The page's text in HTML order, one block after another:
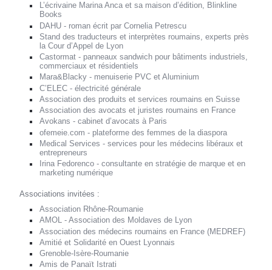
L’écrivaine Marina Anca et sa maison d’édition, Blinkline
Books
DAHU - roman écrit par Cornelia Petrescu
Stand des traducteurs et interprètes roumains, experts près
la Cour d’Appel de Lyon
Castormat - panneaux sandwich pour bâtiments industriels,
commerciaux et résidentiels
Mara&Blacky - menuiserie PVC et Aluminium
C’ELEC - électricité générale
Association des produits et services roumains en Suisse
Association des avocats et juristes roumains en France
Avokans - cabinet d’avocats à Paris
ofemeie.com - plateforme des femmes de la diaspora
Medical Services - services pour les médecins libéraux et
entrepreneurs
Irina Fedorenco - consultante en stratégie de marque et en
marketing numérique
Associations invitées :
Association Rhône-Roumanie
AMOL - Association des Moldaves de Lyon
Association des médecins roumains en France (MEDREF)
Amitié et Solidarité en Ouest Lyonnais
Grenoble-Isère-Roumanie
Amis de Panaït Istrati